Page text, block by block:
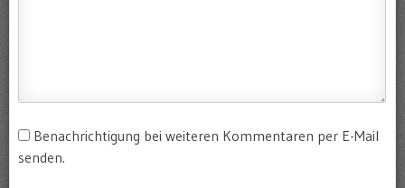
Benachrichtigung bei weiteren Kommentaren per E-Mail
senden.